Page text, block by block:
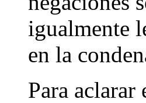
igualmente
en la
Para